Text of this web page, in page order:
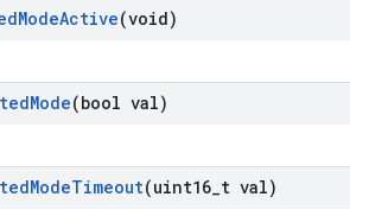
ModeActive(void)
Mode(bool val)
ModeTimeout(uint16 t val)